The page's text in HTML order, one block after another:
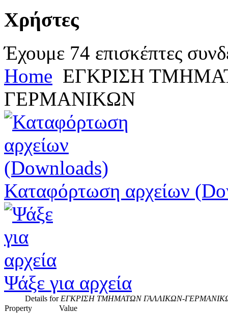
Χρήστες
Έχουμε 74 επισκέπτες
Home ΕΓΚΡΙΣΗ
ΓΕΡΜΑΝΙΚΩΝ
Καταφόρτωση αρχείων
Ψάξε για αρχεία
Details forΕΓΚΡΙΣΗ ΤΜΗΜΑΤΩΝ ΓΑΛΛΙΚΩΝ-
Property
Value